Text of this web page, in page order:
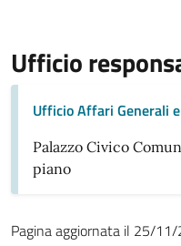
Ufficio
Ufficio Affari Generali
Palazzo Civico
piano
Pagina aggiornata il 25/